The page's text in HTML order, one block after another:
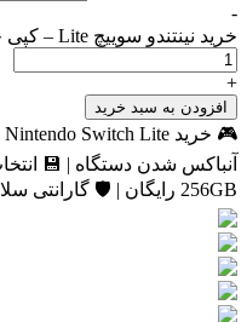
-
خرید نینتندو سوییچ Lite – کپی خور باندل زلدا Hyrule Edition عدد
+
افزودن به سبد خرید
256GB رایگان | 🛡 گارانتی سلامت و آماده ارسال به سراسر کشور